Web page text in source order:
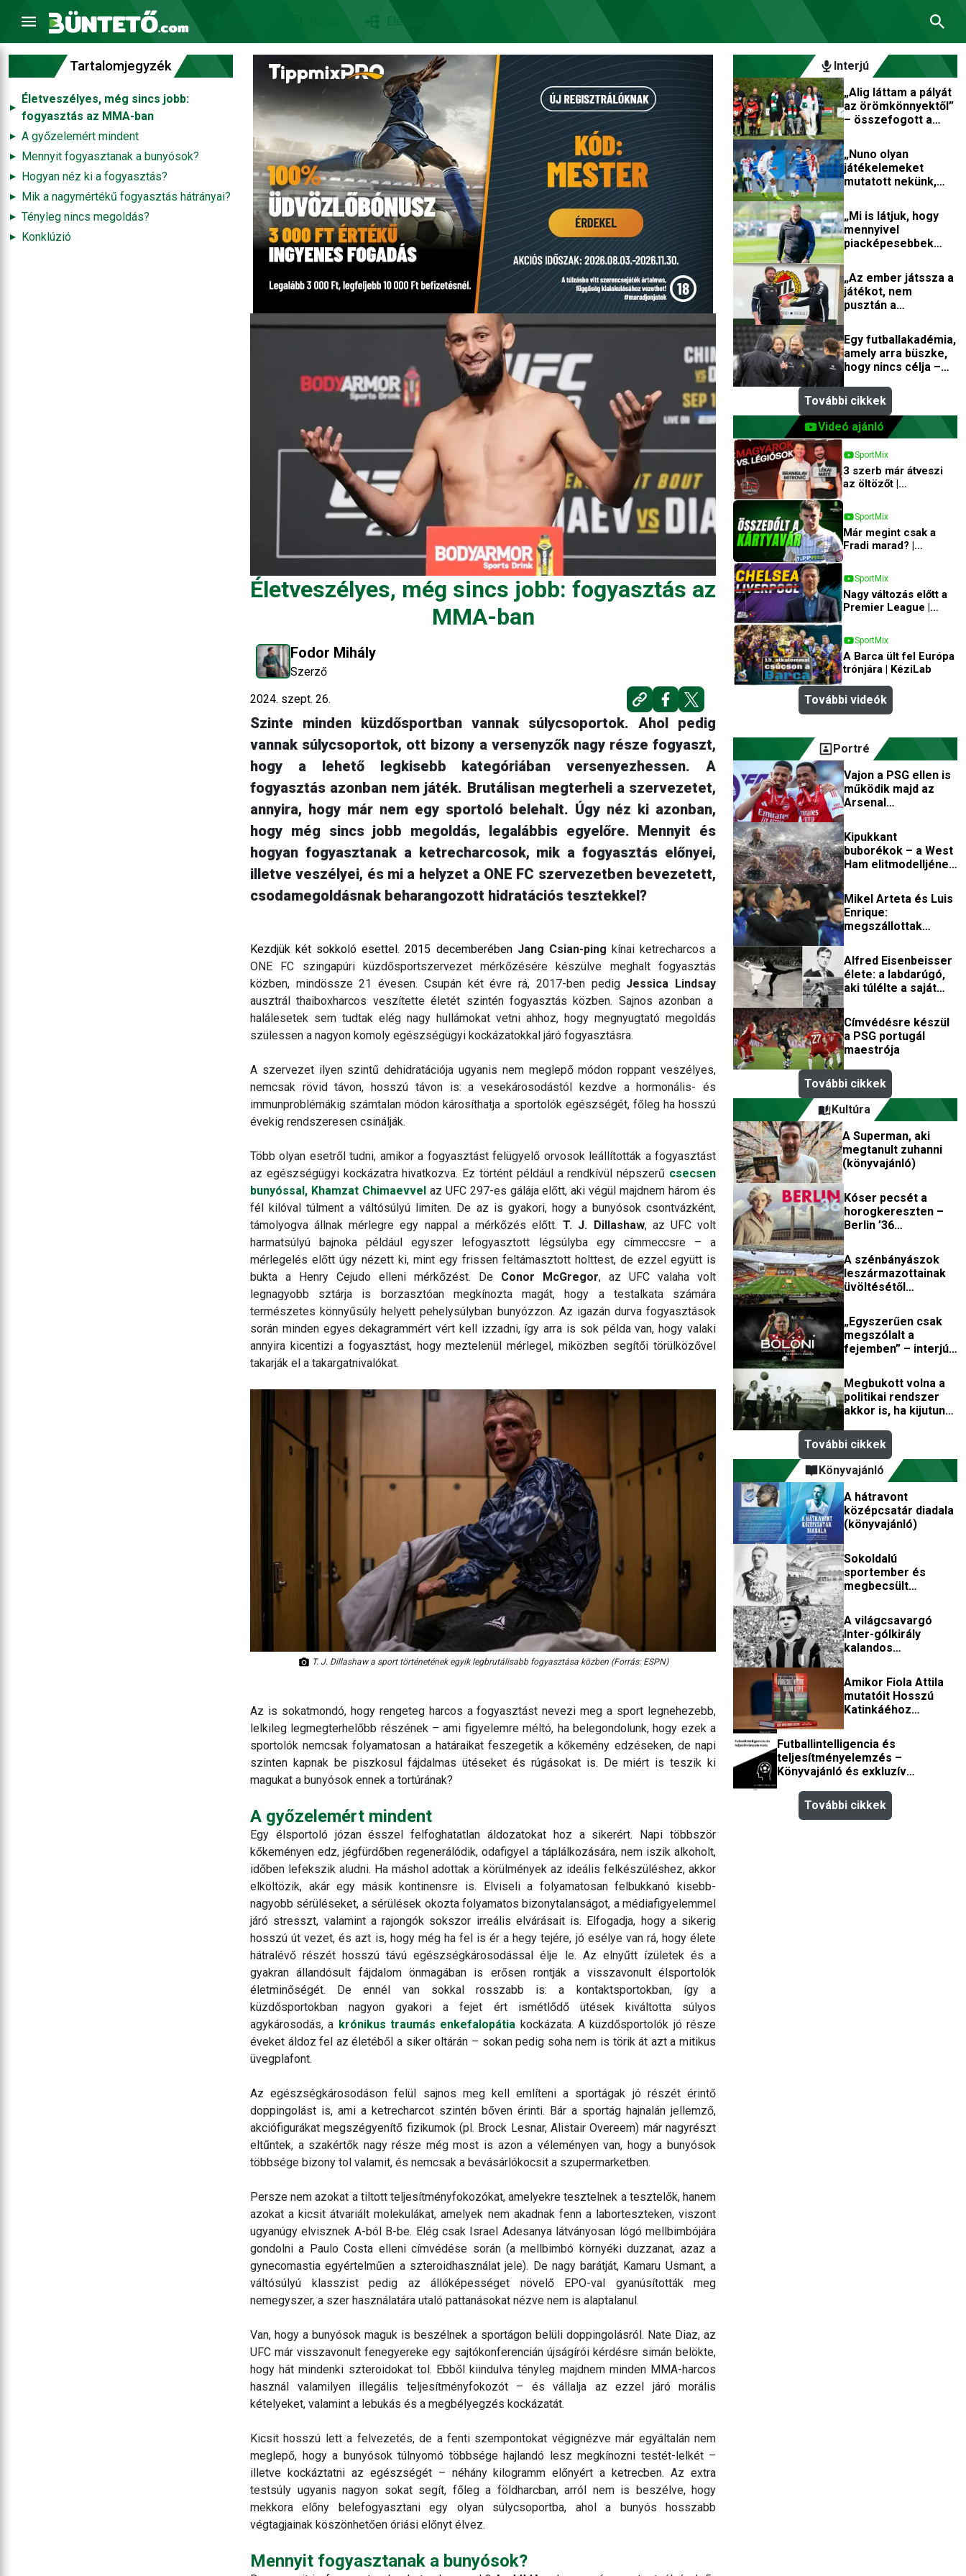
Elemzés
Tartalomjegyzék
Életveszélyes, még sincs jobb:
fogyasztás az MMA-ban
A győzelemért mindent
Mennyit fogyasztanak a bunyósok?
Hogyan néz ki a fogyasztás?
Mik a nagymértékű fogyasztás hátrányai?
Tényleg nincs megoldás?
Konklúzió
Életveszélyes, még sincs jobb: fogyasztás az
MMA-ban
Fodor Mihály
Szerző
2024. szept. 26.
Szinte minden küzdősportban vannak súlycsoportok. Ahol pedig
vannak súlycsoportok, ott bizony a versenyzők nagy része fogyaszt,
hogy a lehető legkisebb kategóriában versenyezhessen. A
fogyasztás azonban nem játék. Brutálisan megterheli a szervezetet,
annyira, hogy már nem egy sportoló belehalt. Úgy néz ki azonban,
hogy még sincs jobb megoldás, legalábbis egyelőre. Mennyit és
hogyan fogyasztanak a ketrecharcosok, mik a fogyasztás előnyei,
illetve veszélyei, és mi a helyzet a ONE FC szervezetben bevezetett,
csodamegoldásnak beharangozott hidratációs tesztekkel?
Kezdjük két sokkoló esettel. 2015 decemberében Jang Csian-ping kínai ketrecharcos a
ONE FC szingapúri küzdősportszervezet mérkőzésére készülve meghalt fogyasztás
közben, mindössze 21 évesen. Csupán két évre rá, 2017-ben pedig Jessica Lindsay
ausztrál thaiboxharcos veszítette életét szintén fogyasztás közben. Sajnos azonban a
halálesetek sem tudtak elég nagy hullámokat vetni ahhoz, hogy megnyugtató megoldás
szülessen a nagyon komoly egészségügyi kockázatokkal járó fogyasztásra.
A szervezet ilyen szintű dehidratációja ugyanis nem meglepő módon roppant veszélyes,
nemcsak rövid távon, hosszú távon is: a vesekárosodástól kezdve a hormonális- és
immunproblémákig számtalan módon károsíthatja a sportolók egészségét, főleg ha hosszú
évekig rendszeresen csinálják.
Több olyan esetről tudni, amikor a fogyasztást felügyelő orvosok leállították a fogyasztást
az egészségügyi kockázatra hivatkozva. Ez történt például a rendkívül népszerű csecsen
bunyóssal, Khamzat Chimaevvel az UFC 297-es gálája előtt, aki végül majdnem három és
fél kilóval túlment a váltósúlyú limiten. De az is gyakori, hogy a bunyósok csontvázként,
támolyogva állnak mérlegre egy nappal a mérkőzés előtt.T. J. Dillashaw, az UFC volt
harmatsúlyú bajnoka például egyszer lefogyasztott légsúlyba egy címmeccsre – a
mérlegelés előtt úgy nézett ki, mint egy frissen feltámasztott holttest, de ezzel együtt is
bukta a
Henry Cejudo elleni mérkőzést. De Conor McGregor, az UFC valaha volt
legnagyobb sztárja is borzasztóan megkínozta magát, hogy a testalkata számára
természetes könnyűsúly helyett pehelysúlyban bunyózzon. Az igazán durva fogyasztások
során minden egyes dekagrammért vért kell izzadni, így arra is sok példa van, hogy valaki
annyira kicentizi a fogyasztást, hogy meztelenül mérlegel, miközben segítői törülközővel
takarják el a takargatnivalókat.
T. J. Dillashaw a sport történetének egyik legbrutálisabb fogyasztása közben (Forrás: ESPN)
Az is sokatmondó, hogy rengeteg harcos a fogyasztást nevezi meg a sport legnehezebb,
lelkileg legmegterhelőbb részének – ami figyelemre méltó, ha belegondolunk, hogy ezek a
sportolók nemcsak folyamatosan a határaikat feszegetik a kőkemény edzéseken, de napi
szinten kapnak be piszkosul fájdalmas ütéseket és rúgásokat is. De miért is teszik ki
magukat a bunyósok ennek a tortúrának?
A győzelemért mindent
Egy élsportoló józan ésszel felfoghatatlan áldozatokat hoz a sikerért. Napi többször
kőkeményen edz, jégfürdőben regenerálódik, odafigyel a táplálkozására, nem iszik alkoholt,
időben lefekszik aludni. Ha máshol adottak a körülmények az ideális felkészüléshez, akkor
elköltözik, akár egy másik kontinensre is. Elviseli a folyamatosan felbukkanó kisebb-
nagyobb sérüléseket, a sérülések okozta folyamatos bizonytalanságot, a médiafigyelemmel
járó stresszt, valamint a rajongók sokszor irreális elvárásait is. Elfogadja, hogy a sikerig
hosszú út vezet, és azt is, hogy még ha fel is ér a hegy tejére, jó esélye van rá, hogy élete
hátralévő részét hosszú távú egészségkárosodással élje le. Az elnyűtt ízületek és a
gyakran állandósult fájdalom önmagában is erősen rontják a visszavonult élsportolók
életminőségét. De ennél van sokkal rosszabb is: a kontaktsportokban, így a
küzdősportokban nagyon gyakori a fejet ért ismétlődő ütések kiváltotta súlyos
agykárosodás, a krónikus traumás enkefalopátia kockázata. A küzdősportolók jó része
éveket áldoz fel az életéből a siker oltárán – sokan pedig soha nem is törik át azt a mitikus
üvegplafont.
Az egészségkárosodáson felül sajnos meg kell említeni a sportágak jó részét érintő
doppingolást is, ami a ketrecharcot szintén bőven érinti. Bár a sportág hajnalán jellemző,
akciófigurákat megszégyenítő fizikumok (pl. Brock Lesnar, Alistair Overeem) már nagyrészt
eltűntek, a szakértők nagy része még most is azon a véleményen van, hogy a bunyósok
többsége bizony tol valamit, és nemcsak a bevásárlókocsit a szupermarketben.
Persze nem azokat a tiltott teljesítményfokozókat, amelyekre tesztelnek a tesztelők, hanem
azokat a kicsit átvariált molekulákat, amelyek nem akadnak fenn a laborteszteken, viszont
ugyanúgy elvisznek A-ból B-be. Elég csak Israel Adesanya látványosan lógó mellbimbójára
gondolni a Paulo Costa elleni címvédése során (a mellbimbó környéki duzzanat, azaz a
gynecomastia egyértelműen a szteroidhasználat jele). De nagy barátját, Kamaru Usmant, a
váltósúlyú klasszist pedig az állóképességet növelő EPO-val gyanúsították meg
nemegyszer, a szer használatára utaló pattanásokat nézve nem is alaptalanul.
Van, hogy a bunyósok maguk is beszélnek a sportágon belüli doppingolásról. Nate Diaz, az
UFC már visszavonult fenegyereke egy sajtókonferencián újságírói kérdésre simán belökte,
hogy hát mindenki szteroidokat tol. Ebből kiindulva tényleg majdnem minden MMA-harcos
használ valamilyen illegális teljesítményfokozót – és vállalja az ezzel járó morális
kételyeket, valamint a lebukás és a megbélyegzés kockázatát.
Kicsit hosszú lett a felvezetés, de a fenti szempontokat végignézve már egyáltalán nem
meglepő, hogy a bunyósok túlnyomó többsége hajlandó lesz megkínozni testét-lelkét –
illetve kockáztatni az egészségét – néhány kilogramm előnyért a ketrecben. Az extra
testsúly ugyanis nagyon sokat segít, főleg a földharcban, arról nem is beszélve, hogy
mekkora előny belefogyasztani egy olyan súlycsoportba, ahol a bunyós hosszabb
végtagjainak köszönhetően óriási előnyt élvez.
Mennyit fogyasztanak a bunyósok?
Interjú
„Alig láttam a pályát
az örömkönnyektől”
– összefogott a
magyar
futballtársadalom a
kerekesszékbe
került játékosért
„Nuno olyan
játékelemeket
mutatott nekünk,
amiket korábban
más edzőm nem” –
interjú Szendrei
Norberttel
„Mi is látjuk, hogy
mennyivel
piacképesebbek
lettek a játékosaink
az ifi BL miatt”
„Az ember játssza a
játékot, nem
pusztán a
Rune Bergerrel, a
Tromsö
edzőfejlesztőjével
Egy futballakadémia,
amely arra büszke,
hogy nincs célja –
akadémiai
igazgatójával
További cikkek
Videó ajánló
SportMix
3 szerb már átveszi
az öltözőt |
SportMix
Már megint csak a
Fradi marad? |
SportMix
SportMix
Nagy változás előtt a
Premier League |
SportMix
A Barca ült fel Európa
trónjára | KéziLab
További videók
Portré
Vajon a PSG ellen is
működik majd az
Arsenal
betonvédekezése?
Kipukkant
buborékok – a West
Ham elitmodelljének
totális csődje
Mikel Arteta és Luis
Enrique:
megszállottak
Alfred Eisenbeisser
élete: a labdarúgó,
aki túlélte a saját
világbajnokság után
Címvédésre készül
a PSG portugál
maestrója
További cikkek
Kultúra
A Superman, aki
megtanult zuhanni
(könyvajánló)
Kóser pecsét a
horogkereszten –
Berlin ’36
(filmkritika)
A szénbányászok
leszármazottainak
üvöltésétől
remegnek a stadion
falai
„Egyszerűen csak
megszólalt a
fejemben” – interjú
a Bölöni-film
zeneszerzőjével
Megbukott volna a
politikai rendszer
akkor is, ha kijutunk
További cikkek
Könyvajánló
A hátravont
középcsatár diadala
(könyvajánló)
Sokoldalú
sportember és
megbecsült
műépítész volt az
első magyar olimpiai
bajnok (könyvajánló)
A világcsavargó
Inter-gólkirály
kalandos
élettörténete
(könyvajánló)
Amikor Fiola Attila
mutatóit Hosszú
Katinkáéhoz
(könyvajánló)
Futballintelligencia és
teljesítményelemzés –
Könyvajánló és exkluzív
További cikkek